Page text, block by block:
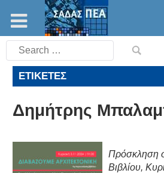
Search
for:
ΕΤΙΚΈΤΕΣ
Δημήτρης
Πρόσκληση
Βιβλίου,